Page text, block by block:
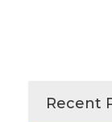
Recent